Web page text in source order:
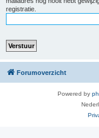
registratie.
Forumoverzicht
Powered by